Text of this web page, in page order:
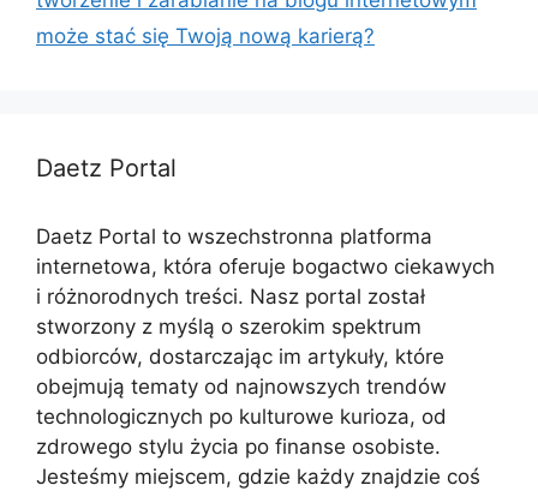
może stać się Twoją nową karierą?
Daetz Portal
Daetz Portal to wszechstronna platforma
internetowa, która oferuje bogactwo ciekawych
i różnorodnych treści. Nasz portal został
stworzony z myślą o szerokim spektrum
odbiorców, dostarczając im artykuły, które
obejmują tematy od najnowszych trendów
technologicznych po kulturowe kurioza, od
zdrowego stylu życia po finanse osobiste.
Jesteśmy miejscem, gdzie każdy znajdzie coś